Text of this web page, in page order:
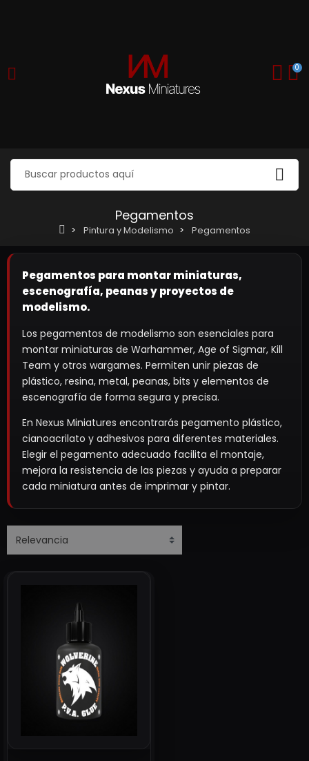
0
Pegamentos
Pintura y Modelismo Pegamentos
Pegamentos para montar miniaturas,
escenografía, peanas y proyectos de
modelismo.
Los pegamentos de modelismo son esenciales para
montar miniaturas de Warhammer, Age of Sigmar, Kill
Team y otros wargames. Permiten unir piezas de
plástico, resina, metal, peanas, bits y elementos de
escenografía de forma segura y precisa.
En Nexus Miniatures encontrarás pegamento plástico,
cianoacrilato y adhesivos para diferentes materiales.
Elegir el pegamento adecuado facilita el montaje,
mejora la resistencia de las piezas y ayuda a preparar
cada miniatura antes de imprimar y pintar.